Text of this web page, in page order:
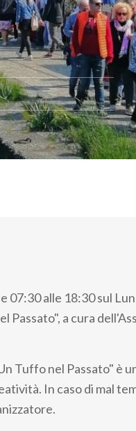
07:30 alle 18:30 sul
Passato", a cura
Tuffo nel Passato" è
In caso di mal